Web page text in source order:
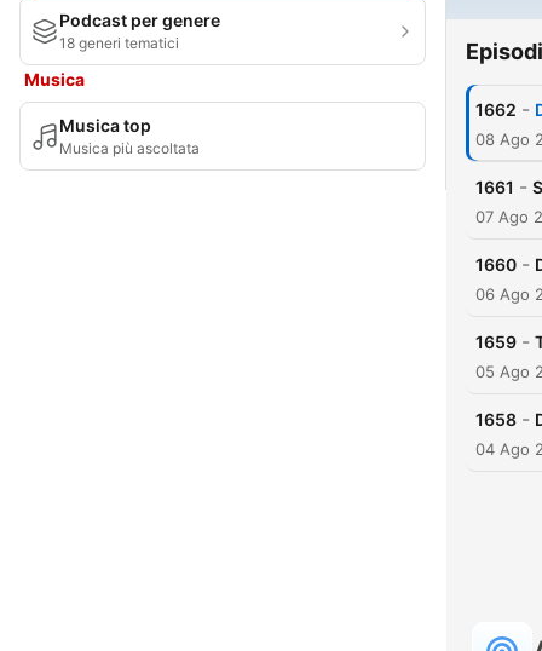
Podcast per genere
18 generi tematici
Musica
Musica top
Musica più ascoltata
Episodi
1662 -
08 Ago
1661 -
07 Ago
1660 -
06 Ago
1659 -
05 Ago
1658 -
04 Ago